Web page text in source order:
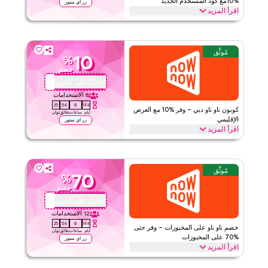
%10مع كود المستخدم الجديد
اقرأ المزيد
زر اي ستور
احصل على خصم %10على طلبك الأول مع هذا الكوبون الحصري من ناو ناو.
اليوم
الأحكام والشروط
الحد الأدنى للطلب
تطبيق
الفئات
على مستوى الموقع
مُوثَّق
كوبون ناو ناو دبي – وفر %10 مع العرض
الإقليمي
اقرأ المزيد
10
%
خصم
احصل على كوبون
8 الاستخدامات
144
أيام
8
ساعات
54
دقائق
24
ثوان
زر اي ستور
وفر %10 على طلبك من ناو ناو مع هذا الكود برومو الإقليمي. طبق عند
العرض
الأحكام والشروط
الحد الأدنى للطلب
ينطبق على
تطبيق
الفئات
على مستوى الموقع
مُوثَّق
خصم ناو ناو على المخبوزات – وفر حتى
%70 على المخبوزات
اقرأ المزيد
70
%
خصم
احصل على كوبون
12 الاستخدامات
144
أيام
8
ساعات
54
دقائق
24
ثوان
زر اي ستور
وفر حتى %70 مع هذا الخصم الموثوق من ناو ناو على جميع منتجات